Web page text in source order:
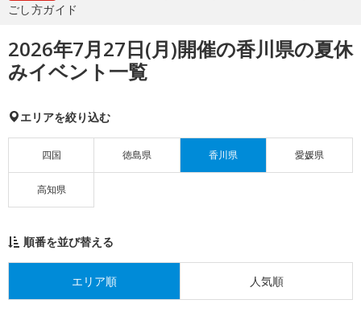
ごし方ガイド
2026年7月27日(月)開催の香川県の夏休
みイベント一覧
エリアを絞り込む
四国 徳島県 香川県 愛媛県
高知県
順番を並び替える
エリア順 人気順